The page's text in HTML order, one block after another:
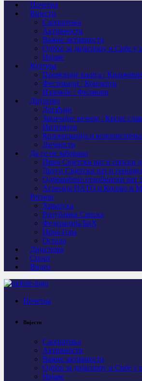
Почетна
Вијести
Саопштења
Активности
Важне активности
Одбор за дијаспору и Србе у
Најаве
Култура
Промоције књига /
Фестивали / Концерти
Изложбе / Филмови
Друштво
Догађаји
Завичајне вечери / Крсне
Интервјуи
Колонизација и
Личности
Да се не заборави
Први Свјeтски рат и српски
Други Свјетски рат и
Одбрамбено отаџбински рат
Агресија НАТО и Косово и
Регион
Хрватска
Република Српска
Федерација БиХ
Црна Гора
Остало
Дијаспора
Спорт
Видео
Почетна
Вијести
Саопштења
Активности
Важне активности
Одбор за дијаспору и Србе у
Најаве